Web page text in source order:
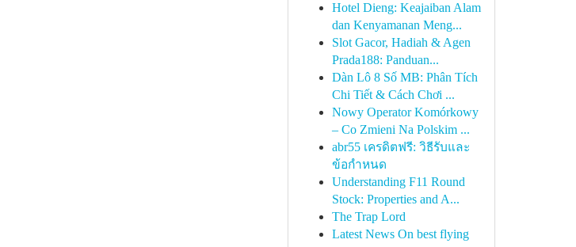
Hotel Dieng: Keajaiban Alam
dan Kenyamanan Meng...
Slot Gacor, Hadiah & Agen
Prada188: Panduan...
Dàn Lô 8 Số MB: Phân Tích
Chi Tiết & Cách Chơi ...
Nowy Operator Komórkowy
– Co Zmieni Na Polskim ...
abr55 เครดิตฟรี: วิธีรับและ
ข้อกำหนด
Understanding F11 Round
Stock: Properties and A...
The Trap Lord
Latest News On best flying